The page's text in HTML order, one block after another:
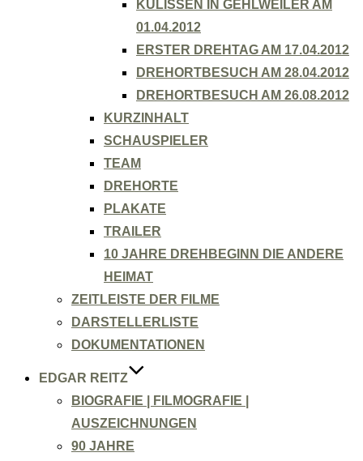
KULISSEN IN GEHLWEILER AM
01.04.2012
ERSTER DREHTAG AM 17.04.2012
DREHORTBESUCH AM 28.04.2012
DREHORTBESUCH AM 26.08.2012
KURZINHALT
SCHAUSPIELER
TEAM
DREHORTE
PLAKATE
TRAILER
10 JAHRE DREHBEGINN DIE ANDERE
HEIMAT
ZEITLEISTE DER FILME
DARSTELLERLISTE
DOKUMENTATIONEN
EDGAR REITZ
BIOGRAFIE | FILMOGRAFIE |
AUSZEICHNUNGEN
90 JAHRE